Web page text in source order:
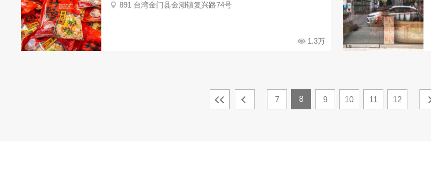
891 台湾金门县金湖镇复兴路74号
1.3万
7 8 9 10 11 12